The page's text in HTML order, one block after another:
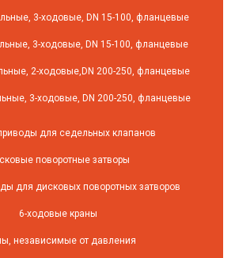
3-ходовые, DN 15-100, фланцевые
3-ходовые, DN 15-100, фланцевые
2-ходовые,DN 200-250, фланцевые
3-ходовые, DN 200-250, фланцевые
для седельных клапанов
поворотные затворы
для дисковых поворотных затворов
6-ходовые краны
независимые от давления